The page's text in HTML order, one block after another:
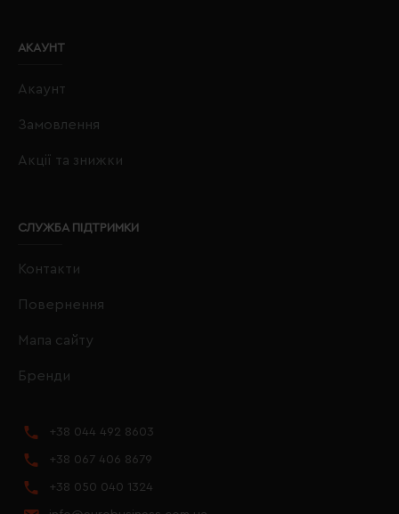
АКАУНТ
Акаунт
Замовлення
Акції та знижки
СЛУЖБА ПІДТРИМКИ
Контакти
Повернення
Мапа сайту
Бренди
+38 044 492 8603
+38 067 406 8679
+38 050 040 1324